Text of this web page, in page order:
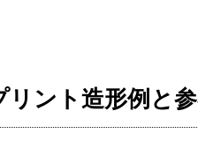
リント造形例と